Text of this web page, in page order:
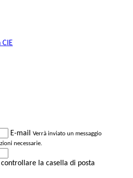
CIE
E-mail Verrà inviato un messaggio
necessarie.
la casella di posta